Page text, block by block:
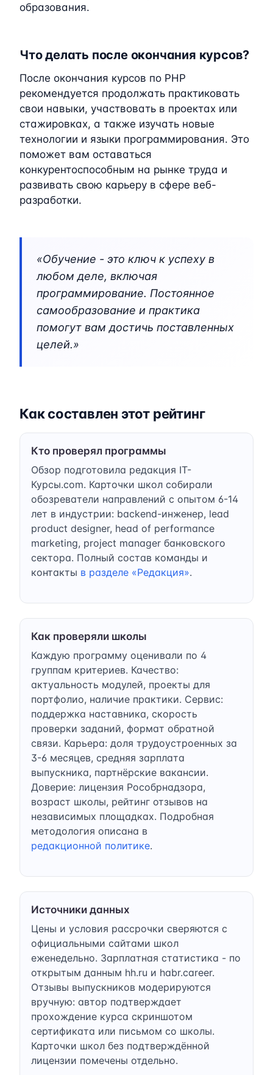
образования.
Что делать после окончания курсов?
После окончания курсов по PHP
рекомендуется продолжать практиковать
свои навыки, участвовать в проектах или
стажировках, а также изучать новые
технологии и языки программирования. Это
поможет вам оставаться
конкурентоспособным на рынке труда и
развивать свою карьеру в сфере веб-
разработки.
«Обучение - это ключ к успеху в
любом деле, включая
программирование. Постоянное
самообразование и практика
помогут вам достичь поставленных
целей.»
Как составлен этот рейтинг
Кто проверял программы
Обзор подготовила редакция IT-
Курсы.com. Карточки школ собирали
обозреватели направлений с опытом 6-14
лет в индустрии: backend-инженер, lead
product designer, head of performance
marketing, project manager банковского
сектора. Полный состав команды и
контакты в разделе «Редакция».
Как проверяли школы
Каждую программу оценивали по 4
группам критериев. Качество:
актуальность модулей, проекты для
портфолио, наличие практики. Сервис:
поддержка наставника, скорость
проверки заданий, формат обратной
связи. Карьера: доля трудоустроенных за
3-6 месяцев, средняя зарплата
выпускника, партнёрские вакансии.
Доверие: лицензия Рособрнадзора,
возраст школы, рейтинг отзывов на
независимых площадках. Подробная
методология описана в
редакционной политике.
Источники данных
Цены и условия рассрочки сверяются с
официальными сайтами школ
еженедельно. Зарплатная статистика - по
открытым данным hh.ru и habr.career.
Отзывы выпускников модерируются
вручную: автор подтверждает
прохождение курса скриншотом
сертификата или письмом со школы.
Карточки школ без подтверждённой
лицензии помечены отдельно.